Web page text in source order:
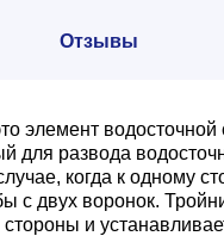
Отзывы
элемент водосточной
для развода
когда к одному
с двух воронок.
и